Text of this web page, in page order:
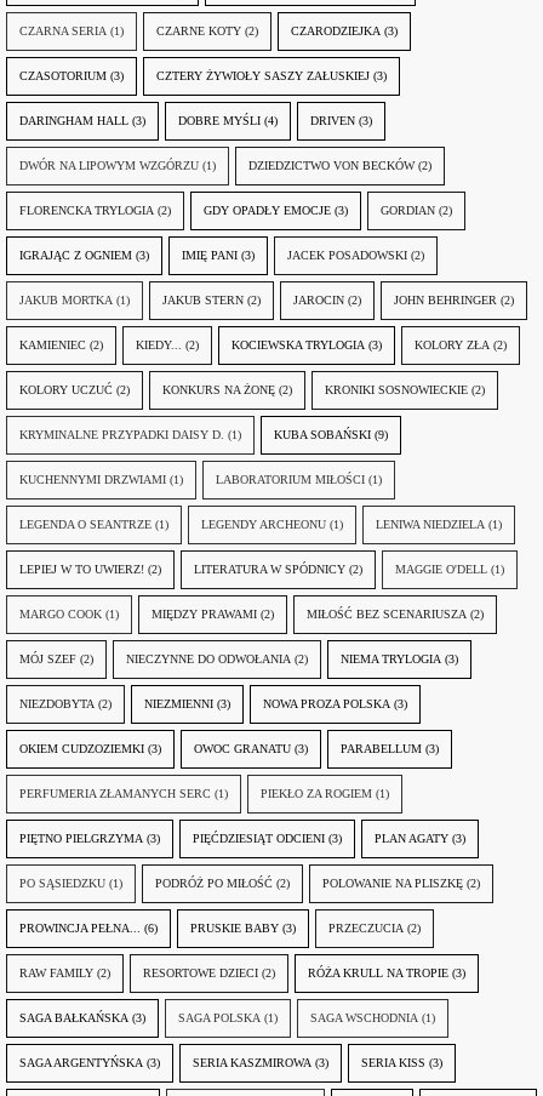
CZARNA SERIA (1) CZARNE KOTY (2) CZARODZIEJKA (3)
CZASOTORIUM (3) CZTERY ŻYWIOŁY SASZY ZAŁUSKIEJ (3)
DARINGHAM HALL (3) DOBRE MYŚLI (4) DRIVEN (3)
DWÓR NA LIPOWYM WZGÓRZU (1) DZIEDZICTWO VON BECKÓW (2)
FLORENCKA TRYLOGIA (2) GDY OPADŁY EMOCJE (3) GORDIAN (2)
IGRAJĄC Z OGNIEM (3) IMIĘ PANI (3) JACEK POSADOWSKI (2)
JAKUB MORTKA (1) JAKUB STERN (2) JAROCIN (2) JOHN BEHRINGER (2)
KAMIENIEC (2) KIEDY... (2) KOCIEWSKA TRYLOGIA (3) KOLORY ZŁA (2)
KOLORY UCZUĆ (2) KONKURS NA ŻONĘ (2) KRONIKI SOSNOWIECKIE (2)
KRYMINALNE PRZYPADKI DAISY D. (1) KUBA SOBAŃSKI (9)
KUCHENNYMI DRZWIAMI (1) LABORATORIUM MIŁOŚCI (1)
LEGENDA O SEANTRZE (1) LEGENDY ARCHEONU (1) LENIWA NIEDZIELA (1)
LEPIEJ W TO UWIERZ! (2) LITERATURA W SPÓDNICY (2) MAGGIE O'DELL (1)
MARGO COOK (1) MIĘDZY PRAWAMI (2) MIŁOŚĆ BEZ SCENARIUSZA (2)
MÓJ SZEF (2) NIECZYNNE DO ODWOŁANIA (2) NIEMA TRYLOGIA (3)
NIEZDOBYTA (2) NIEZMIENNI (3) NOWA PROZA POLSKA (3)
OKIEM CUDZOZIEMKI (3) OWOC GRANATU (3) PARABELLUM (3)
PERFUMERIA ZŁAMANYCH SERC (1) PIEKŁO ZA ROGIEM (1)
PIĘTNO PIELGRZYMA (3) PIĘĆDZIESIĄT ODCIENI (3) PLAN AGATY (3)
PO SĄSIEDZKU (1) PODRÓŻ PO MIŁOŚĆ (2) POLOWANIE NA PLISZKĘ (2)
PROWINCJA PEŁNA... (6) PRUSKIE BABY (3) PRZECZUCIA (2)
RAW FAMILY (2) RESORTOWE DZIECI (2) RÓŻA KRULL NA TROPIE (3)
SAGA BAŁKAŃSKA (3) SAGA POLSKA (1) SAGA WSCHODNIA (1)
SAGA ARGENTYŃSKA (3) SERIA KASZMIROWA (3) SERIA KISS (3)